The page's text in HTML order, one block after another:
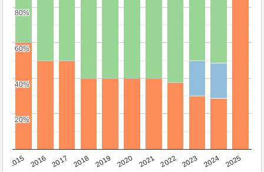
2015 2016 2017 2018 2019 2020 2021 2022 2023 2024 2025
20%
20%
40%
40%
60%
60%
80%
80%